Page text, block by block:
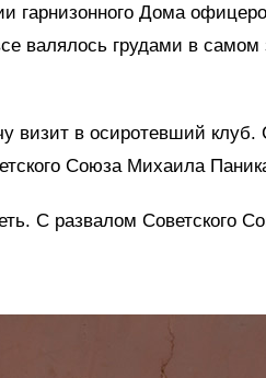
гарнизонного Дома
валялось грудами в
визит в осиротевший клуб.
Союза Михаила
С развалом Советского